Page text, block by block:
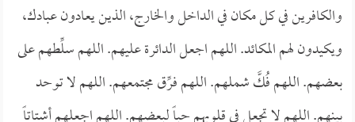
والكافرين في كل مكان في الداخل والخارج، الذين يعادون عبادك،
ويكيدون لهم المكائد. اللهم اجعل الدائرة عليهم. اللهم سلِّطهم على
بعضهم. اللهم فُكَّ شملهم. اللهم فرِّق مجتمعهم. اللهم لا توحد